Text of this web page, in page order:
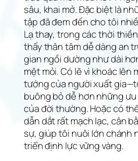
sâu, khai mở. Đặc biệt là
tập đã đem đến cho tôi
Lạ thay, trong các thời
thấy thân tâm dễ dàng an
gian ngồi dường như dài
mệt mỏi. Có lẽ vì khoác lên
tướng của người xuất
buông bỏ dễ hơn những
của đời thường. Hoặc có
dẫn dắt rất mạch lạc, cân
sự, giúp tôi nuôi lớn chánh
triển định lực vững vàng.